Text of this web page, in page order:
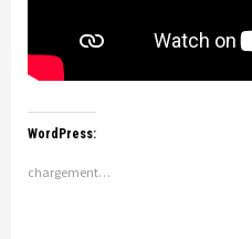
WordPress:
chargement…